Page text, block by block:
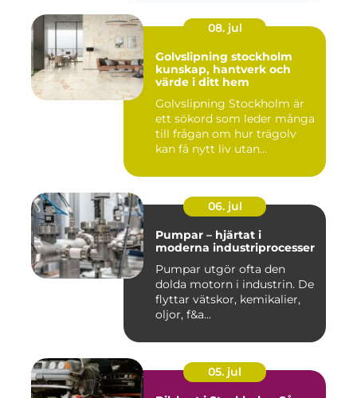
08. jul
Golvslipning stockholm
kunskap, hantverk och
värde i ditt hem
Golvslipning Stockholm är
ett sökord som leder många
till frågan om hur trägolv
kan få nytt liv utan...
06. jul
Pumpar – hjärtat i
moderna industriprocesser
Pumpar utgör ofta den
dolda motorn i industrin. De
flyttar vätskor, kemikalier,
oljor, f&a...
05. jul